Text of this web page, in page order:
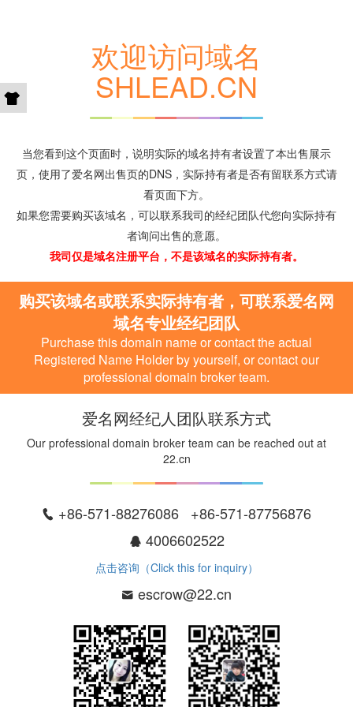
欢迎访问域名
SHLEAD.CN
当您看到这个页面时，说明实际的域名持有者设置了本出售展示
页，使用了爱名网出售页的DNS，实际持有者是否有留联系方式请
看页面下方。
如果您需要购买该域名，可以联系我司的经纪团队代您向实际持有
者询问出售的意愿。
我司仅是域名注册平台，不是该域名的实际持有者。
购买该域名或联系实际持有者，可联系爱名网
域名专业经纪团队
Purchase this domain name or contact the actual
Registered Name Holder by yourself, or contact our
professional domain broker team.
爱名网经纪人团队联系方式
Our professional domain broker team can be reached out at
22.cn
+86-571-88276086 +86-571-87756876
4006602522
点击咨询（Click this for inquiry）
escrow@22.cn